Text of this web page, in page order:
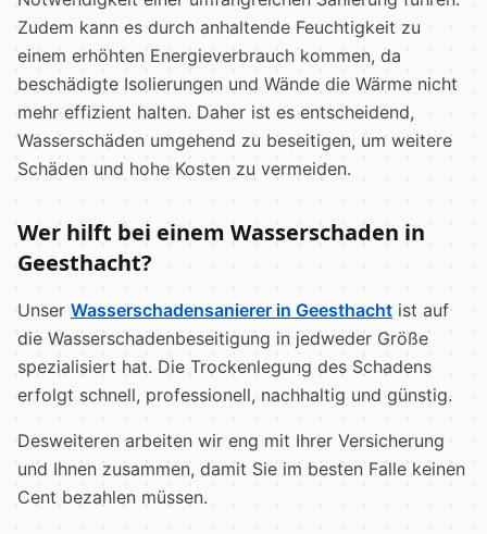
Zudem kann es durch anhaltende Feuchtigkeit zu
einem erhöhten Energieverbrauch kommen, da
beschädigte Isolierungen und Wände die Wärme nicht
mehr effizient halten. Daher ist es entscheidend,
Wasserschäden umgehend zu beseitigen, um weitere
Schäden und hohe Kosten zu vermeiden.
Wer hilft bei einem Wasserschaden in
Geesthacht?
Unser Wasserschadensanierer in Geesthacht ist auf
die Wasserschadenbeseitigung in jedweder Größe
spezialisiert hat. Die Trockenlegung des Schadens
erfolgt schnell, professionell, nachhaltig und günstig.
Desweiteren arbeiten wir eng mit Ihrer Versicherung
und Ihnen zusammen, damit Sie im besten Falle keinen
Cent bezahlen müssen.